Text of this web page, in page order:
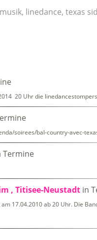
, linedance, texas
20 Uhr die
soirees/bal-country-avec-
Termine
, Titisee-Neustadt in
17.04.2010 ab 20 Uhr. Die